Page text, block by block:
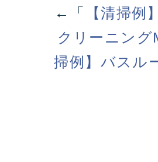
←「
【清掃
クリーニング
掃例】バスル